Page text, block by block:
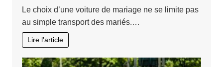
Le choix d’une voiture de mariage ne se limite pas
au simple transport des mariés.…
Lire l'article